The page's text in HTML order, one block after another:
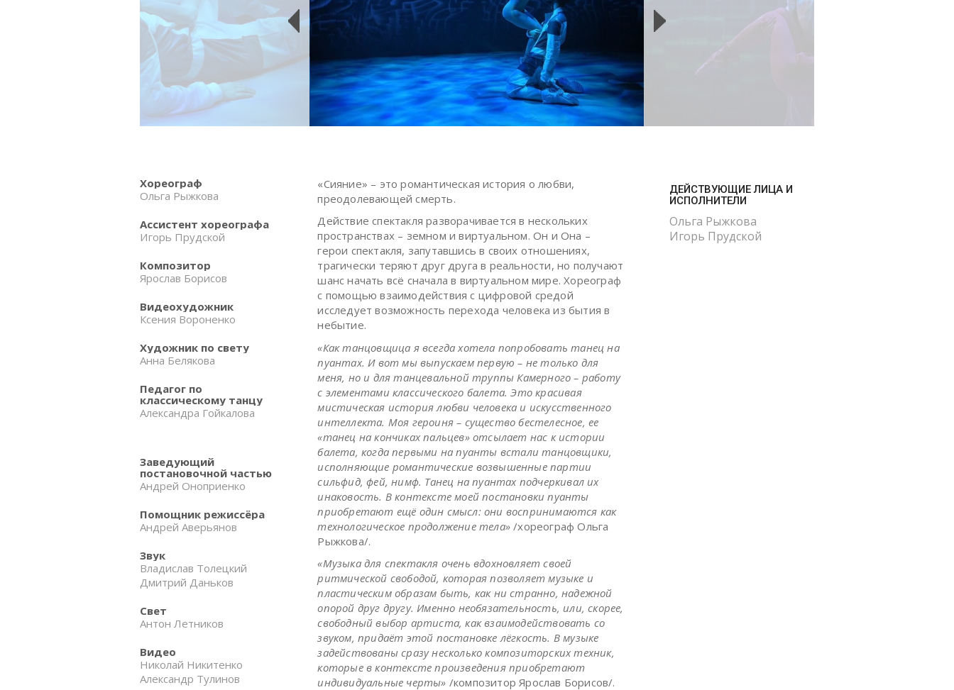
Хореограф
Ольга Рыжкова
Ассистент хореографа
Игорь Прудской
Композитор
Ярослав Борисов
Видеохудожник
Ксения Вороненко
Художник по свету
Анна Белякова
Педагог по
классическому танцу
Александра Гойкалова
Заведующий
постановочной частью
Андрей Оноприенко
Помощник режиссёра
Андрей Аверьянов
Звук
Владислав Толецкий
Дмитрий Даньков
Свет
Антон Летников
Видео
Николай Никитенко
Александр Тулинов
«Сияние» – это романтическая история о любви,
преодолевающей смерть.
Действие спектакля разворачивается в нескольких
пространствах – земном и виртуальном. Он и Она –
герои спектакля, запутавшись в своих отношениях,
трагически теряют друг друга в реальности, но получают
шанс начать всё сначала в виртуальном мире. Хореограф
с помощью взаимодействия с цифровой средой
исследует возможность перехода человека из бытия в
небытие.
«Как танцовщица я всегда хотела попробовать танец на
пуантах. И вот мы выпускаем первую – не только для
меня, но и для танцевальной труппы Камерного – работу
с элементами классического балета. Это красивая
мистическая история любви человека и искусственного
интеллекта. Моя героиня – существо бестелесное, ее
«танец на кончиках пальцев» отсылает нас к истории
балета, когда первыми на пуанты встали танцовщики,
исполняющие романтические возвышенные партии
сильфид, фей, нимф. Танец на пуантах подчеркивал их
инаковость. В контексте моей постановки пуанты
приобретают ещё один смысл: они воспринимаются как
технологическое продолжение тела»/хореограф Ольга
Рыжкова/.
«Музыка для спектакля очень вдохновляет своей
ритмической свободой, которая позволяет музыке и
пластическим образам быть, как ни странно, надежной
опорой друг другу. Именно необязательность, или, скорее,
свободный выбор артиста, как взаимодействовать со
звуком, придаёт этой постановке лёгкость. В музыке
задействованы сразу несколько композиторских техник,
которые в контексте произведения приобретают
индивидуальные черты» /композитор Ярослав Борисов/.
ДЕЙСТВУЮЩИЕ ЛИЦА И
ИСПОЛНИТЕЛИ
Ольга Рыжкова
Игорь Прудской